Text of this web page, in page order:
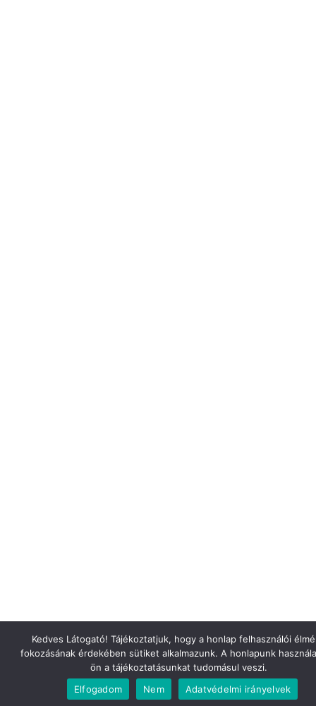
Kedves Látogató! Tájékoztatjuk, hogy a honlap felhasználói
fokozásának érdekében sütiket alkalmazunk. A honlapunk
ön a tájékoztatásunkat tudomásul veszi.
Elfogadom
Nem Adatvédelmi irányelvek